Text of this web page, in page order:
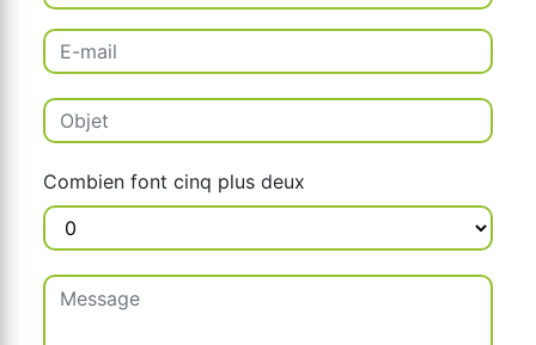
Combien font cinq plus deux